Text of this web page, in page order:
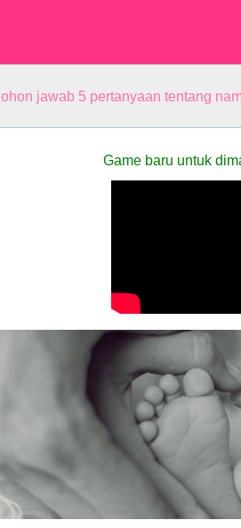
jawab 5 pertanyaan tentang
Game baru untuk